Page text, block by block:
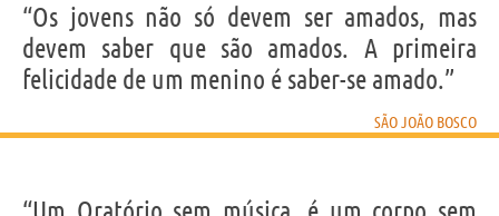
“Os jovens não só devem ser amados, mas
devem saber que são amados. A primeira
felicidade de um menino é saber-se amado.”
SÃO JOÃO BOSCO